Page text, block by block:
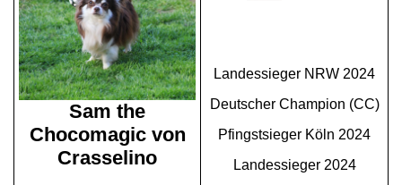
Sam the
Chocomagic von
Crasselino
Landessieger NRW 2024
Deutscher Champion (CC)
Pfingstsieger Köln 2024
Landessieger 2024